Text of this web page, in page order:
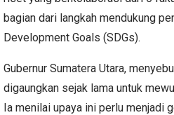
bagian dari langkah mendukung
Development Goals (SDGs).
Gubernur Sumatera Utara,
digaungkan sejak lama untuk
Ia menilai upaya ini perlu menjadi